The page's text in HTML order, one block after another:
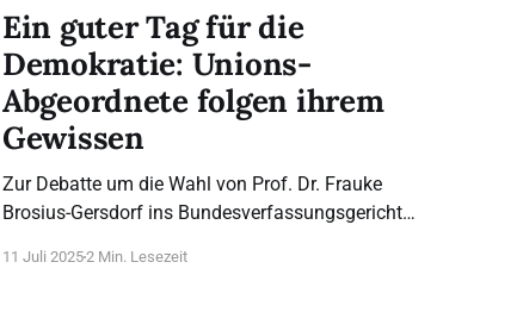
Ein guter Tag für die
Demokratie: Unions-
Abgeordnete folgen ihrem
Gewissen
Zur Debatte um die Wahl von Prof. Dr. Frauke
Brosius-Gersdorf ins Bundesverfassungsgericht
11 Juli 20252 Min. Lesezeit